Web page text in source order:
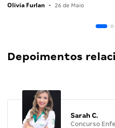
Olivia Furlan • 26 de Maio
Depoimentos
Sarah C.
Concurso